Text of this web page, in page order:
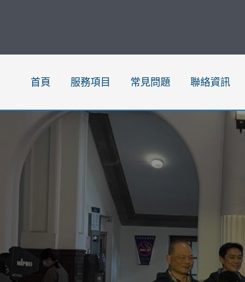
首頁 服務項目 常見問題 聯絡資訊